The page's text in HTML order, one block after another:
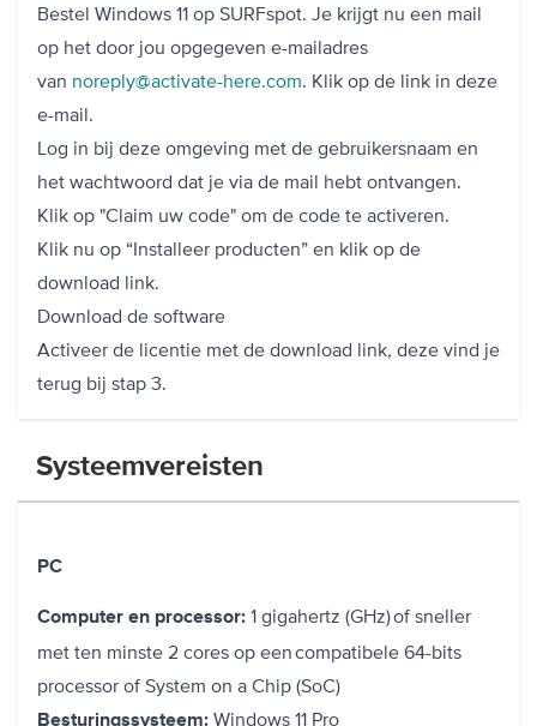
Bestel Windows 11 op SURFspot. Je krijgt nu een mail
op het door jou opgegeven e-mailadres
van noreply@activate-here.com . Klik op de link in deze
e-mail.
Log in bij deze omgeving met de gebruikersnaam en
het wachtwoord dat je via de mail hebt ontvangen.
Klik op "Claim uw code" om de code te activeren.
Klik nu op “Installeer producten” en klik op de
download link.
Download de software
Activeer de licentie met de download link, deze vind je
terug bij stap 3.
Systeemvereisten
PC
Computer en processor: 1 gigahertz (GHz) of sneller
met ten minste 2 cores op een compatibele 64-bits
processor of System on a Chip (SoC)
Besturingssysteem: Windows 11 Pro